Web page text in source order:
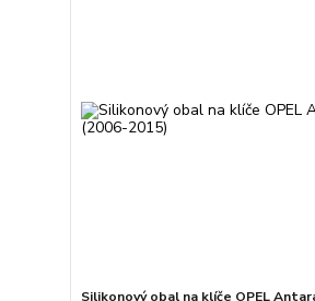
Silikonový obal na klíče OPEL